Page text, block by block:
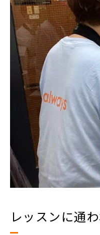
レッスンに通